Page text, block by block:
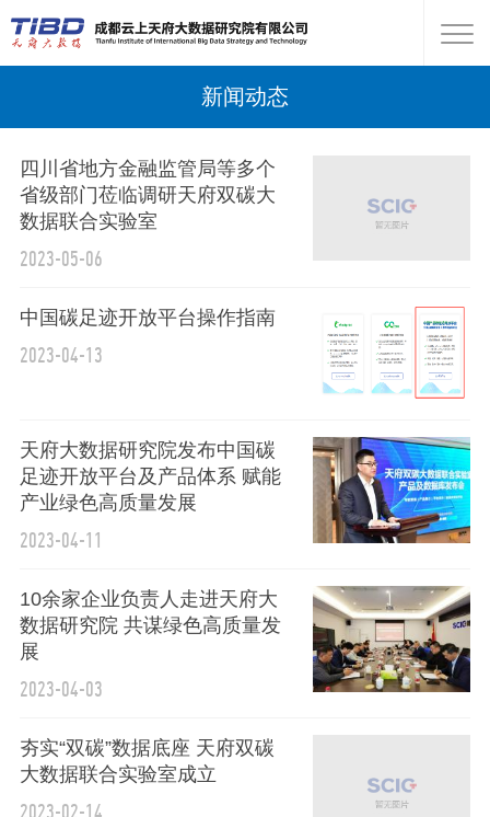
新闻动态
四川省地方金融监管局等多个
省级部门莅临调研天府双碳大
数据联合实验室
2023-05-06
中国碳足迹开放平台操作指南
2023-04-13
天府大数据研究院发布中国碳
足迹开放平台及产品体系 赋能
产业绿色高质量发展
2023-04-11
10余家企业负责人走进天府大
数据研究院 共谋绿色高质量发
展
2023-04-03
夯实“双碳”数据底座 天府双碳
大数据联合实验室成立
2023-02-14